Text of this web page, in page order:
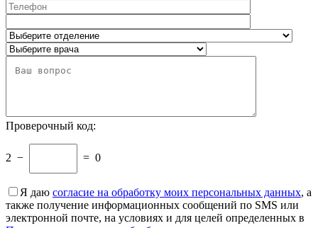
Проверочный код:
2 − = 0
Я даю согласие на обработку моих персональных данных, а
также получение информационных сообщений по SMS или
электронной почте, на условиях и для целей определенных в